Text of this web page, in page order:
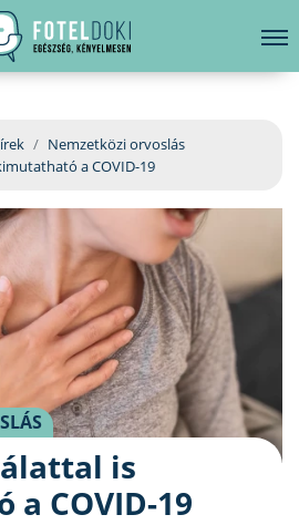
hirdetés
Nemzetközi orvoslás
a COVID-19
is
COVID-19